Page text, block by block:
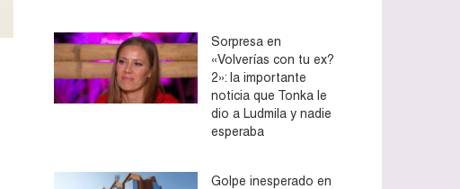
Sorpresa en
«Volverías con tu ex?
2»: la importante
noticia que Tonka le
dio a Ludmila y nadie
esperaba
Golpe inesperado en